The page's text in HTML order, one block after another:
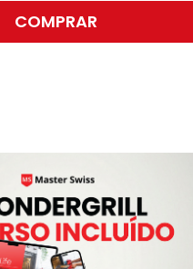
COMPRAR